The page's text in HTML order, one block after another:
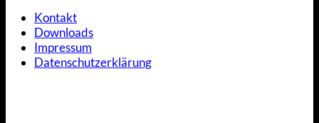
Kontakt
Downloads
Impressum
Datenschutzerklärung